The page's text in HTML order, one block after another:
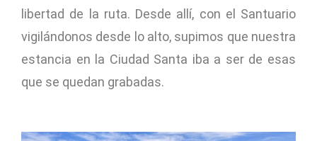
libertad de la ruta. Desde allí, con el Santuario
vigilándonos desde lo alto, supimos que nuestra
estancia en la Ciudad Santa iba a ser de esas
que se quedan grabadas.